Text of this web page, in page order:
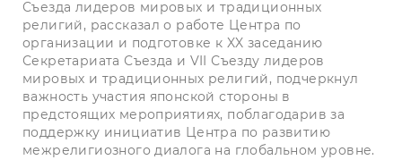
Съезда лидеров мировых и традиционных
религий, рассказал о работе Центра по
организации и подготовке к XX заседанию
Секретариата Съезда и VII Съезду лидеров
мировых и традиционных религий, подчеркнул
важность участия японской стороны в
предстоящих мероприятиях, поблагодарив за
поддержку инициатив Центра по развитию
межрелигиозного диалога на глобальном уровне.